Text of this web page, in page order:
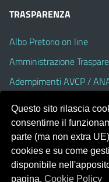
TRASPARENZA
Albo Pretorio on line
Amministrazione
Adempimenti AVCP /
Accesso Civico
Dichiarazione di
Questo sito rilascia
consentirne il
parte (ma non extra
cookies e su come
disponibile
pagina.Cookie Policy